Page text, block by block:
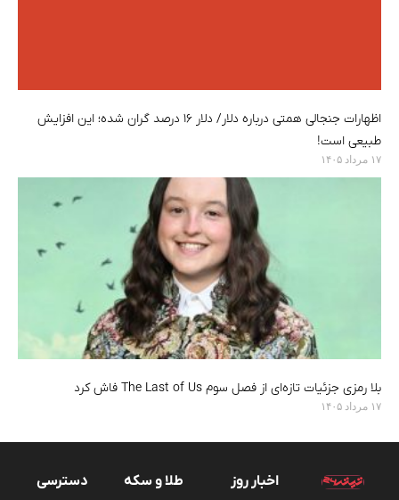
اظهارات جنجالی همتی درباره دلار/ دلار ۱۶ درصد گران شده؛ این افزایش
طبیعی است!
۱۷ مرداد ۱۴۰۵
بلا رمزی جزئیات تازه‌ای از فصل سوم The Last of Us فاش کرد
۱۷ مرداد ۱۴۰۵
اخبار روز طلا و سکه
دسترسی